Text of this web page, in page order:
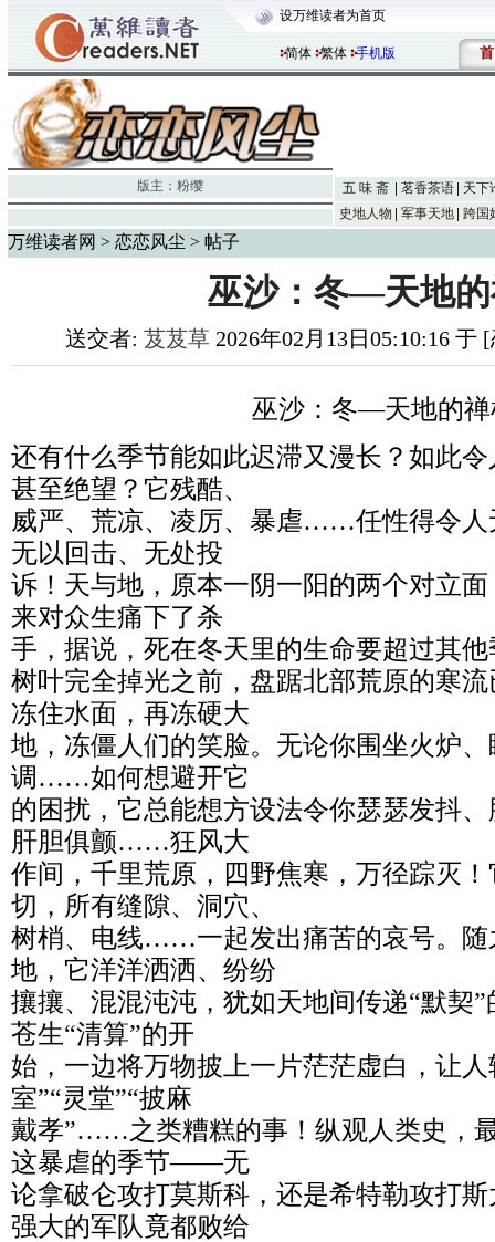
设万维读者为首页
简体 繁体 手机版 首
版主： 粉缨 五 味 斋 茗香茶语
天下
史地人物
军事天地 跨国
万维读者网 > 恋恋风尘 > 帖子
巫沙：冬—天地
送交者: 芨芨草 2026年02月13日05:10:16 于
巫沙：冬—天地的禅
还有什么季节能如此迟滞又漫长？如此
甚至绝望？它残酷、
威严、荒凉、凌厉、暴虐……任性得令人
无以回击、无处投
诉！天与地，原本一阴一阳的两个对立
来对众生痛下了杀
手，据说，死在冬天里的生命要超过其
树叶完全掉光之前，盘踞北部荒原的寒
冻住水面，再冻硬大
地，冻僵人们的笑脸。无论你围坐火炉
调……如何想避开它
的困扰，它总能想方设法令你瑟瑟发抖
肝胆俱颤……狂风大
作间，千里荒原，四野焦寒，万径踪灭
切，所有缝隙、洞穴、
树梢、电线……一起发出痛苦的哀号。随
地，它洋洋洒洒、纷纷
攘攘、混混沌沌，犹如天地间传递“默契
苍生“清算”的开
始，一边将万物披上一片茫茫虚白，让
室”“灵堂”“披麻
戴孝”……之类糟糕的事！纵观人类史，
这暴虐的季节——无
论拿破仑攻打莫斯科，还是希特勒攻打
强大的军队竟都败给